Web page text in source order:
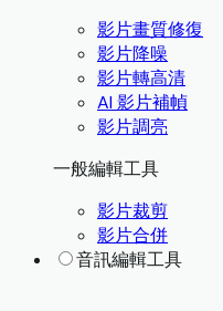
影片畫質修復
影片降噪
影片轉高清
AI 影片補幀
影片調亮
一般編輯工具
影片裁剪
影片合併
音訊編輯工具